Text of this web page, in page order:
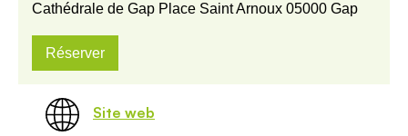
Cathédrale de Gap Place Saint Arnoux 05000 Gap
Réserver
Site web